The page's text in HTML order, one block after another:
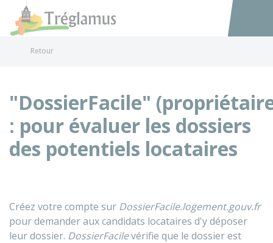
Accéder
Retour
"DossierFacile"
: pour évaluer les dossiers
des potentiels locataires
Créez votre compte sur DossierFacile.logement.gouv.fr
pour demander aux candidats locataires d'y déposer
leur dossier. DossierFacilevérifie que le dossier est